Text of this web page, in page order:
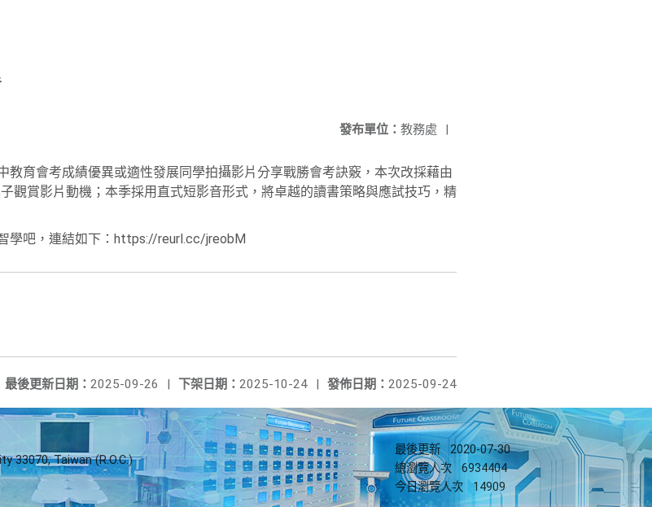
發布單位： 教務處 |
教育會考成績優異或適性發展同學拍攝影片分享戰勝會考訣竅，本次改採藉由
觀賞影片動機；本季採用直式短影音形式，將卓越的讀書策略與應試技巧，精
學吧，連結如下：https://reurl.cc/jreobM
發佈日期： 2025-09-24
下架日期： 2025-10-24 |
最後更新日期： 2025-09-26 |
33070, Taiwan (R.O.C.)
最後更新
2020-07-30
總瀏覽人次
6934404
今日瀏覽人次
14909